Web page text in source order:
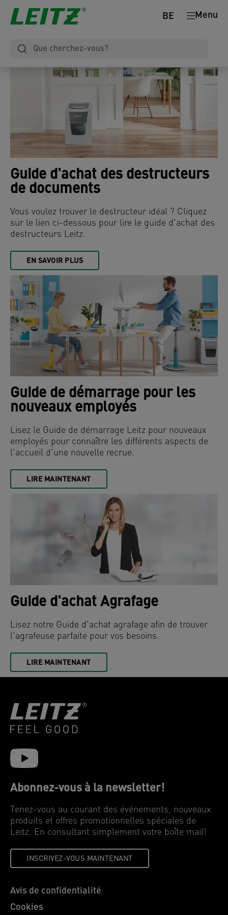
Menu
BE
Guide d'achat des destructeurs
de documents
Vous voulez trouver le destructeur idéal ? Cliquez
sur le lien ci-dessous pour lire le guide d'achat des
destructeurs Leitz.
EN SAVOIR PLUS
Guide de démarrage pour les
nouveaux employés
Lisez le Guide de démarrage Leitz pour nouveaux
employés pour connaître les différents aspects de
l'accueil d'une nouvelle recrue.
LIRE MAINTENANT
Guide d'achat Agrafage
Lisez notre Guide d'achat agrafage afin de trouver
l'agrafeuse parfaite pour vos besoins.
LIRE MAINTENANT
Abonnez-vous à la newsletter!
Tenez-vous au courant des événements, nouveaux
produits et offres promotionnelles spéciales de
Leitz. En consultant simplement votre boîte mail!
INSCRIVEZ-VOUS MAINTENANT
Avis de confidentialité
Cookies